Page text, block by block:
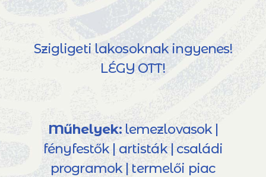
Szigligeti lakosoknak ingyenes!
LÉGY OTT!
Műhelyek:lemezlovasok |
fényfestők | artisták | családi
programok | termelői piac